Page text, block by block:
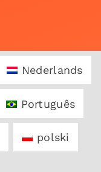
Nederlands
Português
polski